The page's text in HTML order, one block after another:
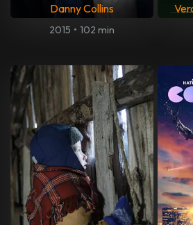
Danny Collins
2015 • 102 min